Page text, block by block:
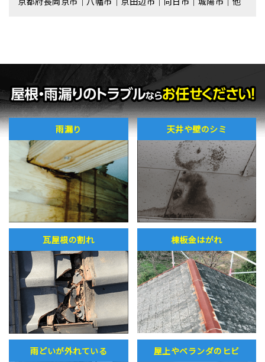
雨漏り 天井や壁のシミ
瓦屋根の割れ 棟板金はがれ
雨どいが外れている 屋上やベランダのヒビ